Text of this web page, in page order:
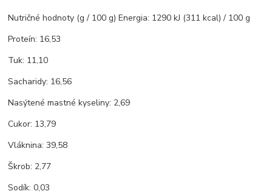
Nutričné hodnoty (g / 100 g) Energia: 1290 kJ (311 kcal) / 100 g
Proteín: 16,53
Tuk: 11,10
Sacharidy: 16,56
Nasýtené mastné kyseliny: 2,69
Cukor: 13,79
Vláknina: 39,58
Škrob: 2,77
Sodík: 0,03